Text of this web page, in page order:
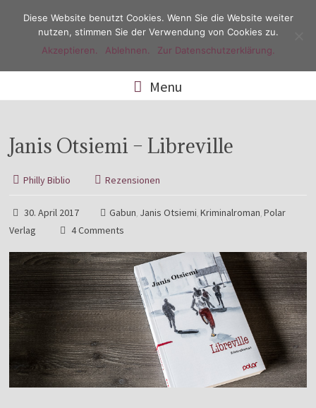
Menu
Janis Otsiemi – Libreville
Philly Biblio Rezensionen
30. April 2017 Gabun, Janis Otsiemi,Kriminalroman,Polar
Verlag
4 Comments
Diese Website benutzt Cookies. Wenn Sie die Website weiter
nutzen, stimmen Sie der Verwendung von Cookies zu.
Akzeptieren.
Ablehnen. Zur Datenschutzerklärung.